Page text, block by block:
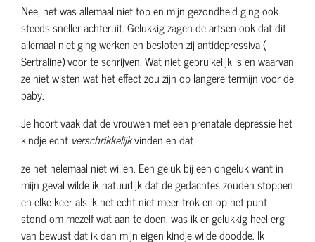
Nee, het was allemaal niet top en mijn gezondheid ging ook
steeds sneller achteruit. Gelukkig zagen de artsen ook dat dit
allemaal niet ging werken en besloten zij antidepressiva (
Sertraline) voor te schrijven. Wat niet gebruikelijk is en waarvan
ze niet wisten wat het effect zou zijn op langere termijn voor de
baby.
Je hoort vaak dat de vrouwen met een prenatale depressie het
kindje echt verschrikkelijkvinden en dat
ze het helemaal niet willen. Een geluk bij een ongeluk want in
mijn geval wilde ik natuurlijk dat de gedachtes zouden stoppen
en elke keer als ik het echt niet meer trok en op het punt
stond om mezelf wat aan te doen, was ik er gelukkig heel erg
van bewust dat ik dan mijn eigen kindje wilde doodde. Ik